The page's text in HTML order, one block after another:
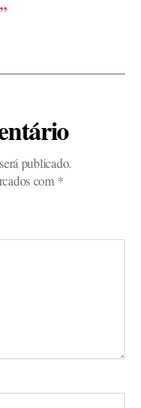
publicado.
com *